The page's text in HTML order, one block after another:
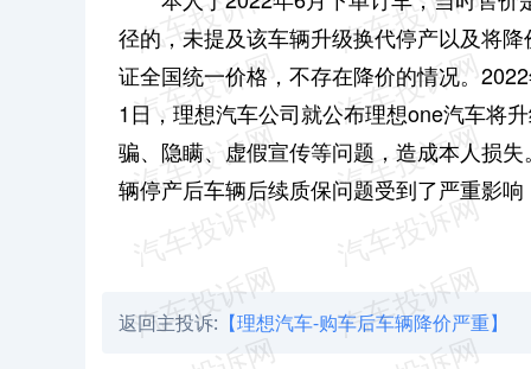
径的，未提及该车辆升级换代停产以及将
证全国统一价格，不存在降价的情况。
1日，理想汽车公司就公布理想one汽车将
骗、隐瞒、虚假宣传等问题，造成本人损
辆停产后车辆后续质保问题受到了严重影
返回主投诉: 【理想汽车-购车后车辆降价严重】